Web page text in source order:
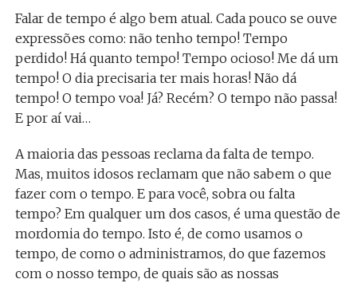
Falar de tempo é algo bem atual. Cada pouco se ouve
expressões como: não tenho tempo! Tempo
perdido! Há quanto tempo! Tempo ocioso! Me dá um
tempo! O dia precisaria ter mais horas! Não dá
tempo! O tempo voa! Já? Recém? O tempo não passa!
E por aí vai…
A maioria das pessoas reclama da falta de tempo.
Mas, muitos idosos reclamam que não sabem o que
fazer com o tempo. E para você, sobra ou falta
tempo? Em qualquer um dos casos, é uma questão de
mordomia do tempo. Isto é, de como usamos o
tempo, de como o administramos, do que fazemos
com o nosso tempo, de quais são as nossas